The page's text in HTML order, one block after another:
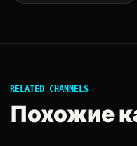
RELATED CHANNELS
Похожие